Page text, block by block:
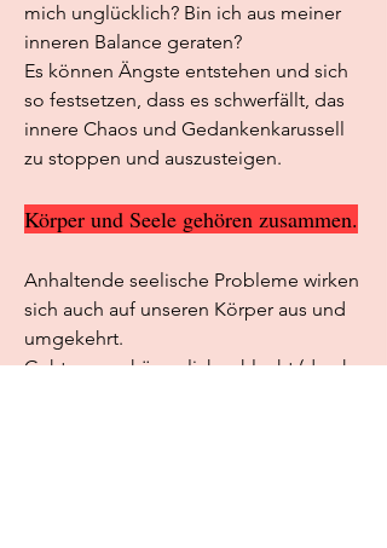
mich unglücklich? Bin ich aus meiner
inneren Balance geraten?
Es können Ängste entstehen und sich
so festsetzen, dass es schwerfällt, das
innere Chaos und Gedankenkarussell
zu stoppen und auszusteigen.
Körper und Seele gehören zusammen.
Anhaltende seelische Probleme wirken
sich auch auf unseren Körper aus und
umgekehrt.
Geht es uns körperlich schlecht (durch